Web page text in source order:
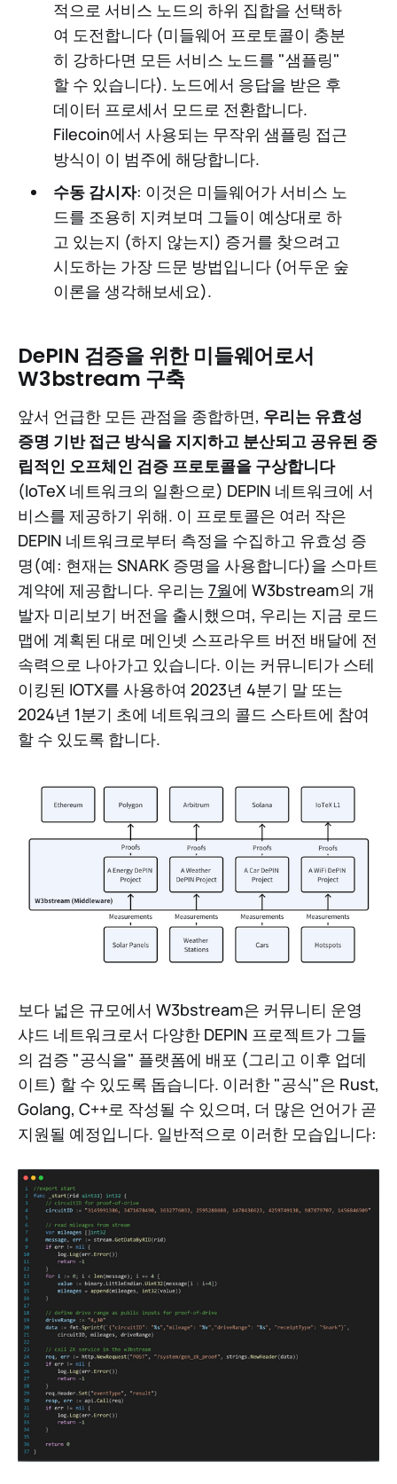
적으로 서비스 노드의 하위 집합을 선택하
여 도전합니다 (미들웨어 프로토콜이 충분
히 강하다면 모든 서비스 노드를 "샘플링"
할 수 있습니다). 노드에서 응답을 받은 후
데이터 프로세서 모드로 전환합니다.
Filecoin에서 사용되는 무작위 샘플링 접근
방식이 이 범주에 해당합니다.
수동 감시자: 이것은 미들웨어가 서비스 노
드를 조용히 지켜보며 그들이 예상대로 하
고 있는지 (하지 않는지) 증거를 찾으려고
시도하는 가장 드문 방법입니다 (어두운 숲
이론을 생각해보세요).
DePIN 검증을 위한 미들웨어로서
W3bstream 구축
앞서 언급한 모든 관점을 종합하면, 우리는 유효성
증명 기반 접근 방식을 지지하고 분산되고 공유된 중
립적인 오프체인 검증 프로토콜을 구상합니다
(IoTeX 네트워크의 일환으로) DEPIN 네트워크에 서
비스를 제공하기 위해. 이 프로토콜은 여러 작은
DEPIN 네트워크로부터 측정을 수집하고 유효성 증
명(예: 현재는 SNARK 증명을 사용합니다)을 스마트
계약에 제공합니다. 우리는 7월에 W3bstream의 개
발자 미리보기 버전을 출시했으며, 우리는 지금 로드
맵에 계획된 대로 메인넷 스프라우트 버전 배달에 전
속력으로 나아가고 있습니다. 이는 커뮤니티가 스테
이킹된 IOTX를 사용하여 2023년 4분기 말 또는
2024년 1분기 초에 네트워크의 콜드 스타트에 참여
할 수 있도록 합니다.
보다 넓은 규모에서 W3bstream은 커뮤니티 운영
샤드 네트워크로서 다양한 DEPIN 프로젝트가 그들
의 검증 "공식을" 플랫폼에 배포 (그리고 이후 업데
이트) 할 수 있도록 돕습니다. 이러한 "공식"은 Rust,
Golang, C++로 작성될 수 있으며, 더 많은 언어가 곧
지원될 예정입니다. 일반적으로 이러한 모습입니다: